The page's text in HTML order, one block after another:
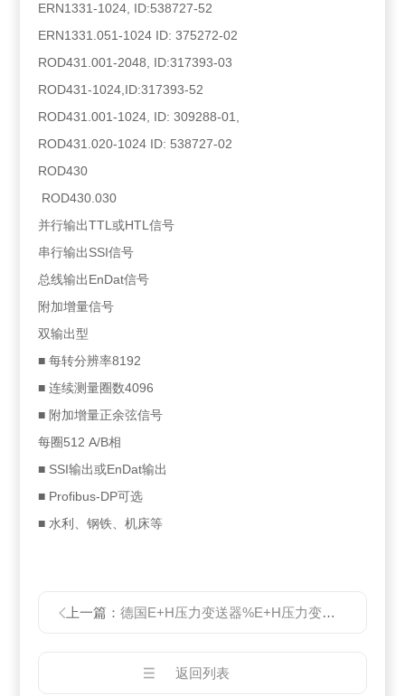
ERN1331-1024, ID:538727-52
ERN1331.051-1024 ID: 375272-02
ROD431.001-2048, ID:317393-03
ROD431-1024,ID:317393-52
ROD431.001-1024, ID: 309288-01,
ROD431.020-1024 ID: 538727-02
ROD430
ROD430.030
并行输出TTL或HTL信号
串行输出SSI信号
总线输出EnDat信号
附加增量信号
双输出型
■ 每转分辨率8192
■ 连续测量圈数4096
■ 附加增量正余弦信号
每圈512 A/B相
■ SSI输出或EnDat输出
■ Profibus-DP可选
■ 水利、钢铁、机床等
上一篇：德国E+H压力变送器%E+H压力变送器*中
返回列表